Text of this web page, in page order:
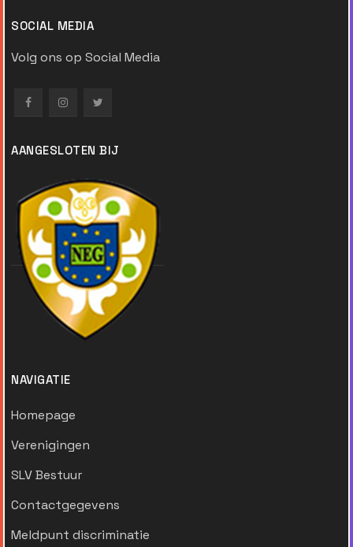
SOCIAL MEDIA
Volg ons op Social Media
AANGESLOTEN BIJ
NAVIGATIE
Homepage
Verenigingen
SLV Bestuur
Contactgegevens
Meldpunt discriminatie